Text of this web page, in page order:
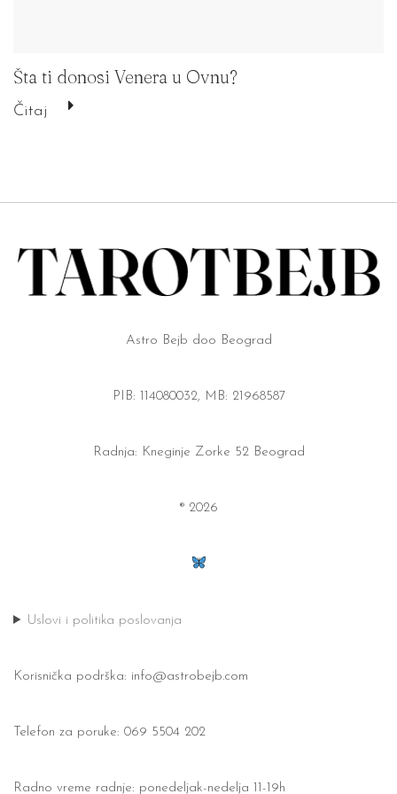
Šta ti donosi Venera u Ovnu?
Čitaj
Astro Bejb doo Beograd
PIB: 114080032, MB: 21968587
Radnja: Kneginje Zorke 52 Beograd
® 2026
Uslovi i politika poslovanja
Korisnička podrška: info@astrobejb.com
Telefon za poruke: 069 5504 202
Radno vreme radnje: ponedeljak-nedelja 11-19h